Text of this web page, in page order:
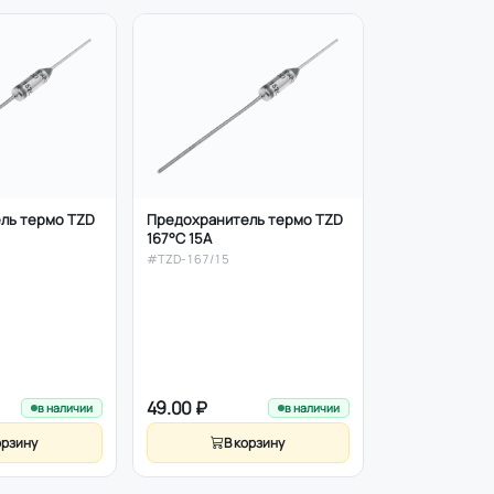
термо TZD
в наличии
Предохранитель термо TZD
167°C 15A
#TZD-167/15
49.00 ₽ в наличии
В корзину